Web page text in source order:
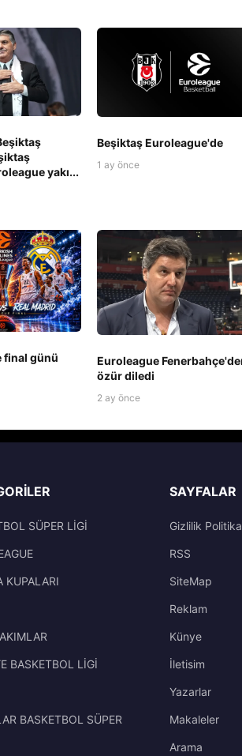
yakı...
Beşiktaş Euroleague'de
1 ay önce
final günü
Euroleague
özür diledi
2 ay önce
SÜPER LİGİ
KUPALARI
BASKETBOL LİGİ
BASKETBOL SÜPER
SAYFALAR
Gizlilik
RSS
SiteMap
Reklam
Künye
İletisim
Yazarlar
Makaleler
Arama